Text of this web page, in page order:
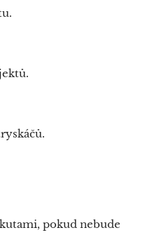
pokud nebude